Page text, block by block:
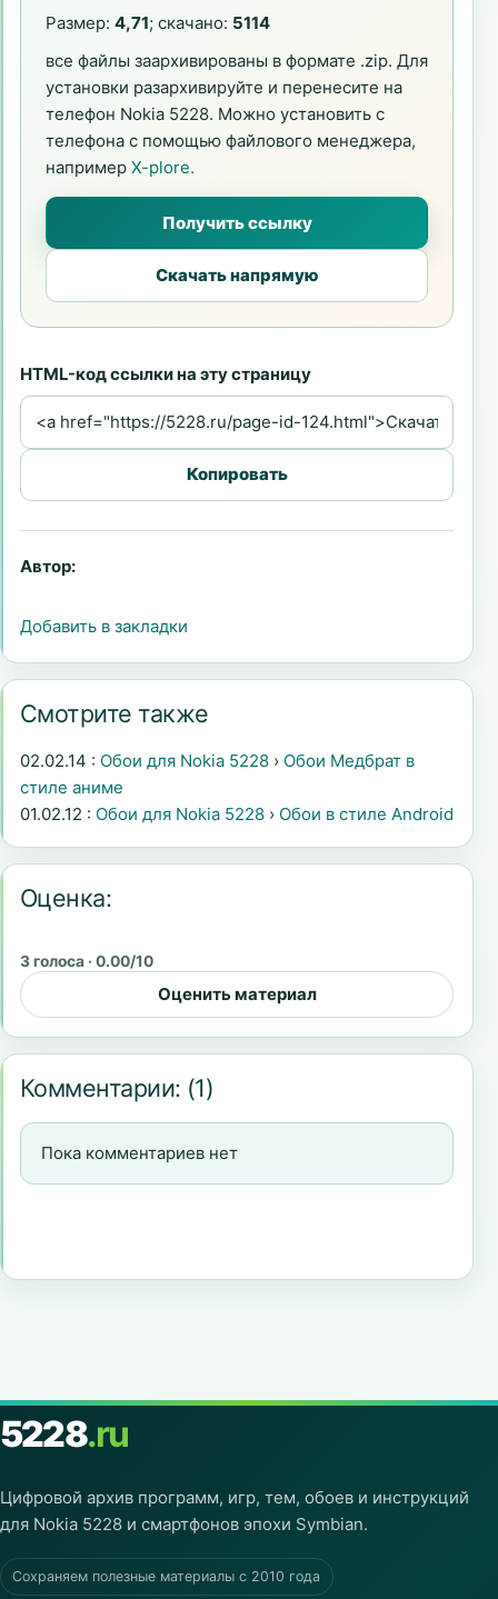
Размер: 4,71; скачано: 5114
все файлы заархивированы в формате .zip. Для
установки разархивируйте и перенесите на
телефон Nokia 5228. Можно установить с
телефона с помощью файлового менеджера,
например X-plore.
Получить ссылку
Скачать напрямую
HTML-код ссылки на эту страницу
Копировать
Автор:
Добавить в закладки
Смотрите также
02.02.14 : Обои для Nokia 5228 › Обои Медбрат в
стиле аниме
01.02.12 : Обои для Nokia 5228 › Обои в стиле Android
Оценка:
3 голоса · 0.00/10
Оценить материал
Комментарии: (1)
Пока комментариев нет
5228.ru
Цифровой архив программ, игр, тем, обоев и инструкций
для Nokia 5228 и смартфонов эпохи Symbian.
Сохраняем полезные материалы с 2010 года